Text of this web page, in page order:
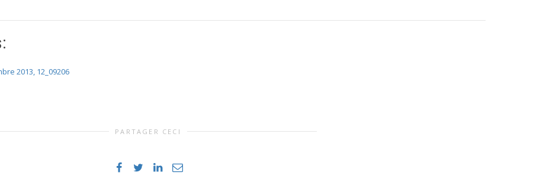
2013, 12_09206
PARTAGER CECI